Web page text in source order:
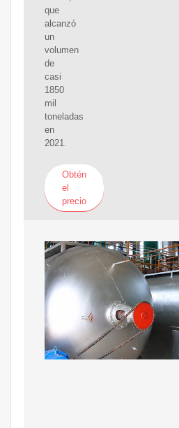
que
alcanzó
un
volumen
de
casi
1850
mil
toneladas
en
2021.
Obtén
el
precio